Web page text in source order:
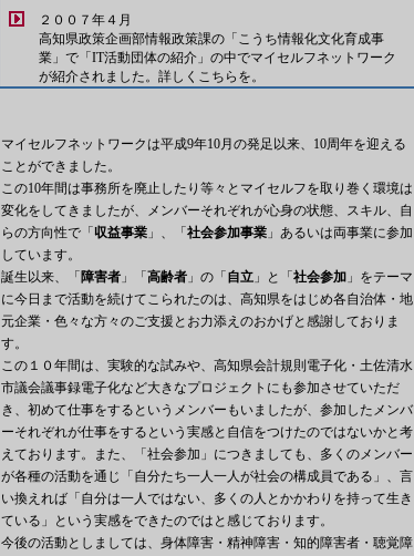
２００７年４月
高知県政策企画部情報政策課の「こうち情報化文化育成事
業」で「IT活動団体の紹介」の中でマイセルフネットワーク
が紹介されました。詳しく こちら を。
マイセルフネットワークは平成9年10月の発足以来、10周年を迎える
ことができました。
この10年間は事務所を廃止したり等々とマイセルフを取り巻く環境は
変化をしてきましたが、メンバーそれぞれが心身の状態、スキル、自
らの方向性で「 収益事業 」、「 社会参加事業 」あるいは両事業に参加
しています。
誕生以来、「 障害者 」「 高齢者 」の「 自立 」と「 社会参加 」をテーマ
に今日まで活動を続けてこられたのは、高知県をはじめ各自治体・地
元企業・色々な方々のご支援とお力添えのおかげと感謝しておりま
す。
この１０年間は、実験的な試みや、高知県会計規則電子化・土佐清水
市議会議事録電子化など大きなプロジェクトにも参加させていただ
き、初めて仕事をするというメンバーもいましたが、参加したメンバ
ーそれぞれが仕事をするという実感と自信をつけたのではないかと考
えております。また、「社会参加」につきましても、多くのメンバー
が各種の活動を通じ「自分たち一人一人が社会の構成員である」、言
い換えれば「自分は一人ではない、多くの人とかかわりを持って生き
ている」という実感をできたのではと感じております。
今後の活動としましては、身体障害・精神障害・知的障害者・聴覚障